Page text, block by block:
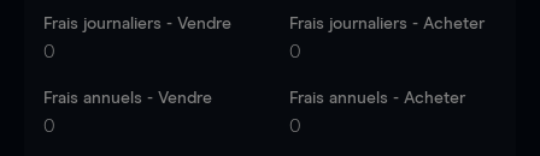
Frais journaliers - Vendre
0
Frais journaliers - Acheter
0
Frais annuels - Vendre
0
Frais annuels - Acheter
0